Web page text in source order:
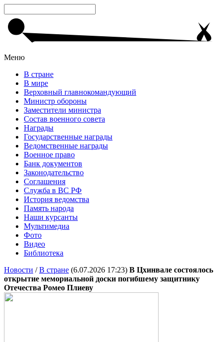
Меню
В стране
В мире
Верховный главнокомандующий
Министр обороны
Заместители министра
Состав военного совета
Награды
Государственные награды
Ведомственные награды
Военное право
Банк документов
Законодательство
Соглашения
Служба в ВС РФ
История ведомства
Память народа
Наши курсанты
Мультимедиа
Фото
Видео
Библиотека
Новости /В стране (6.07.2026 17:23) В Цхинвале состоялось
открытие мемориальной доски погибшему защитнику
Отечества Ромео Плиеву